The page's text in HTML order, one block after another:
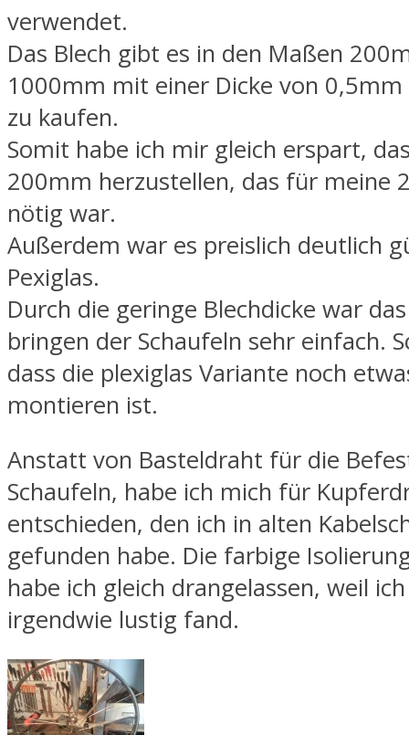
verwendet.
Das Blech gibt es in den Maßen
1000mm mit einer Dicke von
zu kaufen.
Somit habe ich mir gleich erspart,
200mm herzustellen, das für meine
nötig war.
Außerdem war es preislich deutlich
Pexiglas.
Durch die geringe Blechdicke war
bringen der Schaufeln sehr einfach.
dass die plexiglas Variante noch
montieren ist.
Anstatt von Basteldraht für die
Schaufeln, habe ich mich für
entschieden, den ich in alten
gefunden habe. Die farbige
habe ich gleich drangelassen, weil
irgendwie lustig fand.